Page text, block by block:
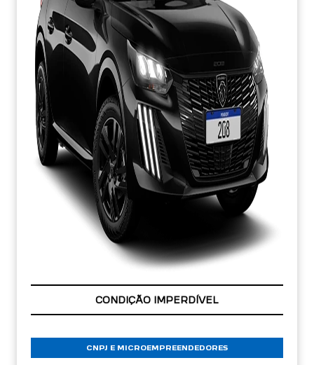
APROVEITE!
CNPJ E MICROEMPREENDEDORES